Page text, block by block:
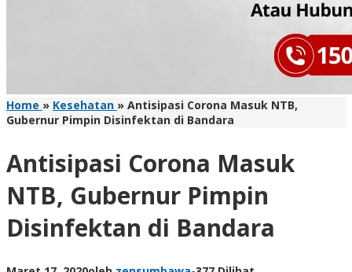
Home » Kesehatan » Antisipasi Corona Masuk NTB,
Gubernur Pimpin Disinfektan di Bandara
Antisipasi Corona Masuk
NTB, Gubernur Pimpin
Disinfektan di Bandara